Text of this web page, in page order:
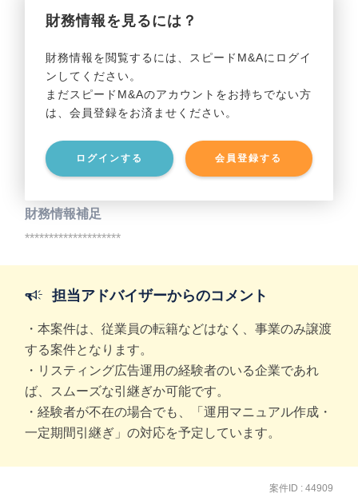
財務情報を見るには？
財務情報を閲覧するには、スピードM&Aにログイ
ンしてください。
まだスピードM&Aのアカウントをお持ちでない方
は、会員登録をお済ませください。
ログインする 会員登録する
事業利益 ********************
貸借対照表（B/S）
事業資産 ********************
事業負債 ********************
財務情報補足
********************
担当アドバイザーからのコメント
・本案件は、従業員の転籍などはなく、事業のみ譲渡
する案件となります。
・リスティング広告運用の経験者のいる企業であれ
ば、スムーズな引継ぎか可能です。
・経験者が不在の場合でも、「運用マニュアル作成・
一定期間引継ぎ」の対応を予定しています。
案件ID : 44909